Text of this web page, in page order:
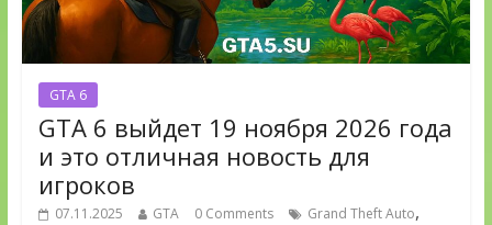
GTA 6
GTA 6 выйдет 19 ноября 2026 года
и это отличная новость для
игроков
07.11.2025 GTA 0 Comments Grand Theft Auto,